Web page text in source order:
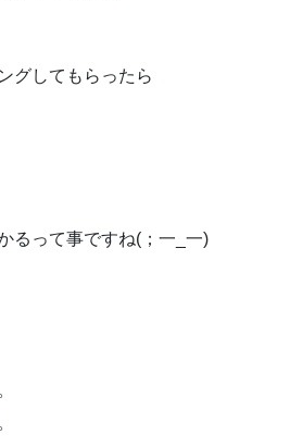
グしてもらったら
るって事ですね(；一_一)